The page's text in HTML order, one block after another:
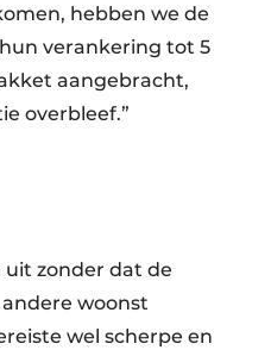
hebben we de
verankering tot 5
aangebracht,
overbleef.”
uit zonder dat de
woonst
wel scherpe en